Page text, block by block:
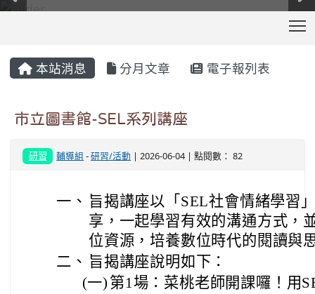
本站消息 分月文章 電子報列表
市立圖書館-SEL系列講座
研習 輔導組 -研習/活動 | 2026-06-04 | 點閱數： 82
一、 旨揭講座以「SEL社會情緒學習
享，一起學習有效的溝通方式，
位資源，培養數位時代的閱讀與
二、 旨揭講座說明如下：
(一) 第1場：菜桃老師開課囉！用